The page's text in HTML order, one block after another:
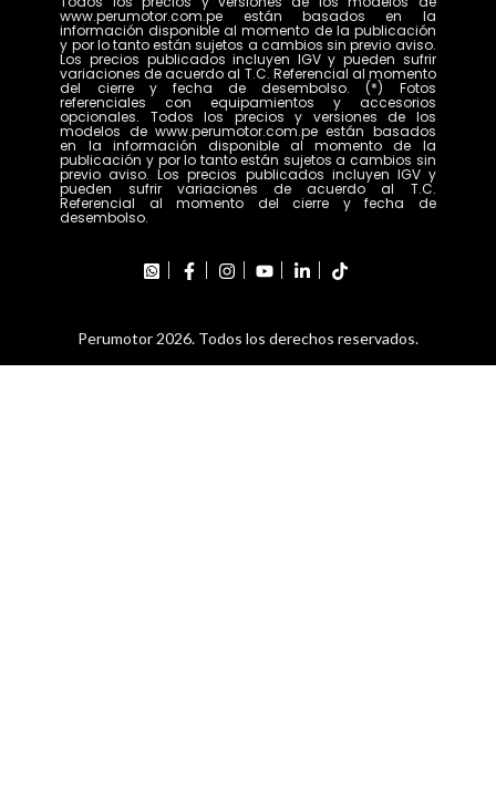
www.perumotor.com.pe están basados en la
información disponible al momento de la publicación
y por lo tanto están sujetos a cambios sin previo aviso.
Los precios publicados incluyen IGV y pueden sufrir
variaciones de acuerdo al T.C. Referencial al momento
del cierre y fecha de desembolso. (*) Fotos
referenciales con equipamientos y accesorios
opcionales. Todos los precios y versiones de los
modelos de www.perumotor.com.pe están basados
en la información disponible al momento de la
publicación y por lo tanto están sujetos a cambios sin
previo aviso. Los precios publicados incluyen IGV y
pueden sufrir variaciones de acuerdo al T.C.
Referencial al momento del cierre y fecha de
desembolso.
Perumotor 2026. Todos los derechos reservados.